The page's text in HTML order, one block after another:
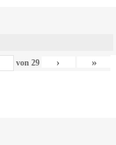
von 29 › »